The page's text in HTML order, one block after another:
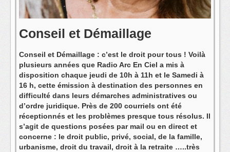
Conseil et Démaillage
Conseil et Démaillage : c’est le droit pour tous ! Voilà
plusieurs années que Radio Arc En Ciel a mis à
disposition chaque jeudi de 10h à 11h et le Samedi à
16 h, cette émission à destination des personnes en
difficulté dans leurs démarches administratives ou
d’ordre juridique. Près de 200 courriels ont été
réceptionnés et les problèmes presque tous résolus. Il
s’agit de questions posées par mail ou en direct et
concerne : le droit public, privé, social, de la famille,
urbanisme, droit du travail, droit à la retraite …..très